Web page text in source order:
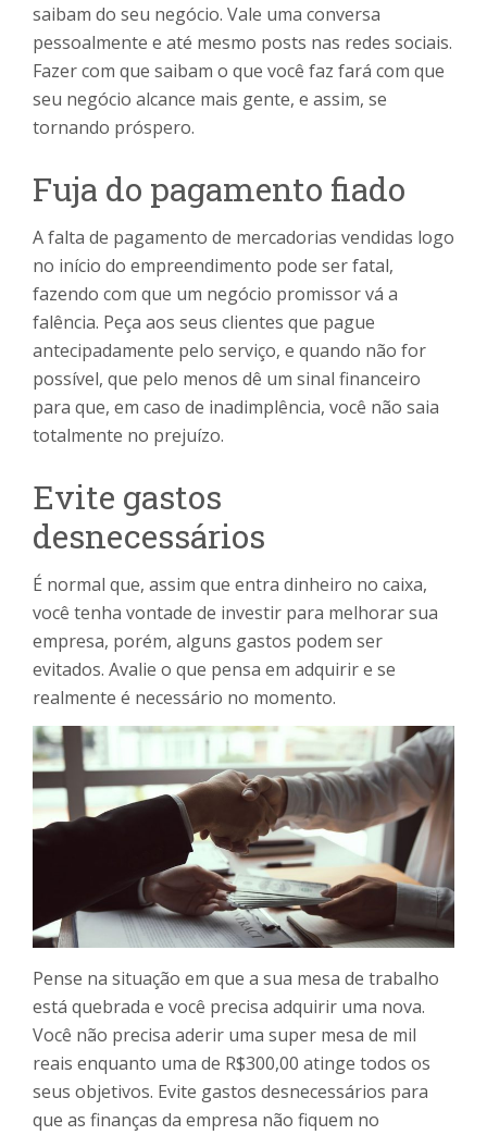
saibam do seu negócio. Vale uma conversa
pessoalmente e até mesmo posts nas redes sociais.
Fazer com que saibam o que você faz fará com que
seu negócio alcance mais gente, e assim, se
tornando próspero.
Fuja do pagamento fiado
A falta de pagamento de mercadorias vendidas logo
no início do empreendimento pode ser fatal,
fazendo com que um negócio promissor vá a
falência. Peça aos seus clientes que pague
antecipadamente pelo serviço, e quando não for
possível, que pelo menos dê um sinal financeiro
para que, em caso de inadimplência, você não saia
totalmente no prejuízo.
Evite gastos
desnecessários
É normal que, assim que entra dinheiro no caixa,
você tenha vontade de investir para melhorar sua
empresa, porém, alguns gastos podem ser
evitados. Avalie o que pensa em adquirir e se
realmente é necessário no momento.
Pense na situação em que a sua mesa de trabalho
está quebrada e você precisa adquirir uma nova.
Você não precisa aderir uma super mesa de mil
reais enquanto uma de R$300,00 atinge todos os
seus objetivos. Evite gastos desnecessários para
que as finanças da empresa não fiquem no